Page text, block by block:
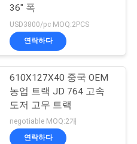
36" 폭
USD3800/pc MOQ:2PCS
연락하다
610X127X40 중국 OEM
농업 트랙 JD 764 고속
도저 고무 트랙
negotiable MOQ:2개
연락하다